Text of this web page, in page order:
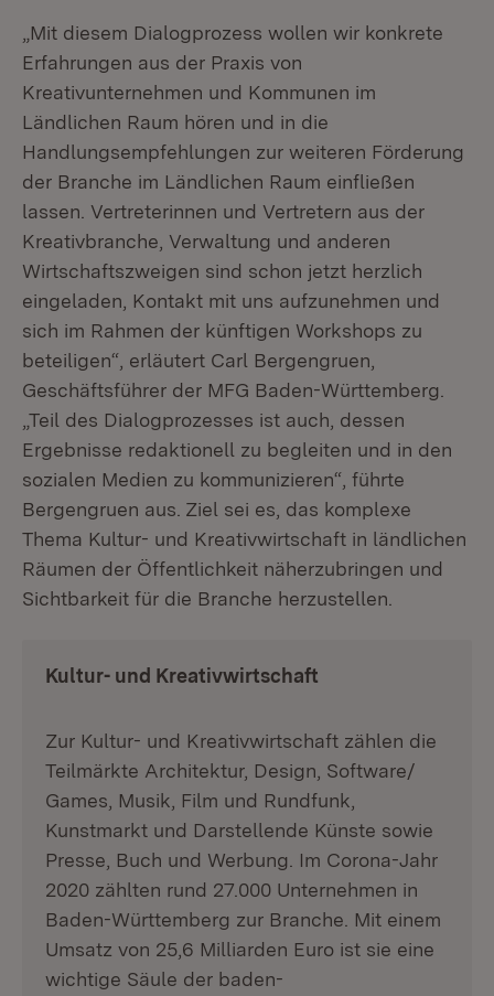
„Mit diesem Dialogprozess wollen wir konkrete
Erfahrungen aus der Praxis von
Kreativunternehmen und Kommunen im
Ländlichen Raum hören und in die
Handlungsempfehlungen zur weiteren Förderung
der Branche im Ländlichen Raum einfließen
lassen. Vertreterinnen und Vertretern aus der
Kreativbranche, Verwaltung und anderen
Wirtschaftszweigen sind schon jetzt herzlich
eingeladen, Kontakt mit uns aufzunehmen und
sich im Rahmen der künftigen Workshops zu
beteiligen“, erläutert Carl Bergengruen,
Geschäftsführer der MFG Baden-Württemberg.
„Teil des Dialogprozesses ist auch, dessen
Ergebnisse redaktionell zu begleiten und in den
sozialen Medien zu kommunizieren“, führte
Bergengruen aus. Ziel sei es, das komplexe
Thema Kultur- und Kreativwirtschaft in ländlichen
Räumen der Öffentlichkeit näherzubringen und
Sichtbarkeit für die Branche herzustellen.
Kultur- und Kreativwirtschaft
Zur Kultur- und Kreativwirtschaft zählen die
Teilmärkte Architektur, Design, Software/
Games, Musik, Film und Rundfunk,
Kunstmarkt und Darstellende Künste sowie
Presse, Buch und Werbung. Im Corona-Jahr
2020 zählten rund 27.000 Unternehmen in
Baden-Württemberg zur Branche. Mit einem
Umsatz von 25,6 Milliarden Euro ist sie eine
wichtige Säule der baden-